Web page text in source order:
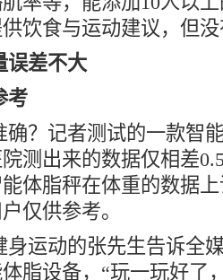
饮食与运动建议，但
误差不大
考
确？记者测试的一款智
测出来的数据仅相差
体脂秤在体重的数据
仅供参考。
身运动的张先生告诉全
脂设备，“玩一玩好了